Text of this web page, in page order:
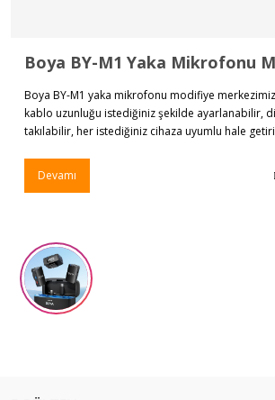
Boya BY-M1 yaka mikrofonu modifiye
kablo uzunluğu istediğiniz şekilde ayarlanabilir,
takılabilir, her istediğiniz cihaza uyumlu hale
Devamı